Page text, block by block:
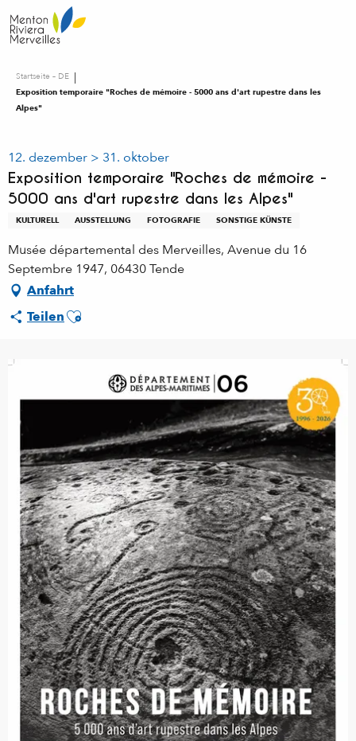
au
contenu
Startseite – DE
Exposition temporaire "Roches de mémoire - 5000 ans d'art rupestre dans les
Alpes"
12. dezember > 31. oktober
Exposition temporaire "Roches de mémoire -
5000 ans d'art rupestre dans les Alpes"
KULTURELL AUSSTELLUNG FOTOGRAFIE SONSTIGE KÜNSTE
Musée départemental des Merveilles, Avenue du 16
Septembre 1947, 06430 Tende
Anfahrt
TeilenAjouter aux favoris